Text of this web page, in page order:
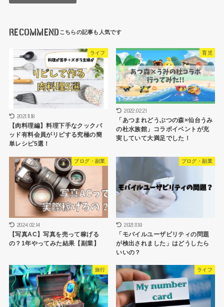
RECOMMEND
ライフ
2021.11.18
【肉料理編】料理下手なクックパ
ッド有料会員がリピする究極の簡
単レシピ5選！
育児
2022.02.21
「あつまれどうぶつの森×仙台うみ
の杜水族館」コラボイベントが充
実していて大満足でした！
ブログ・副業
2024.02.14
【写真AC】写真を売って稼げる
の？1年やってみた結果【副業】
ブログ・副業
2021.11.18
「モバイルユーザビリティの問題
が検出されました」はどうしたら
いいの？
旅行 ライフ